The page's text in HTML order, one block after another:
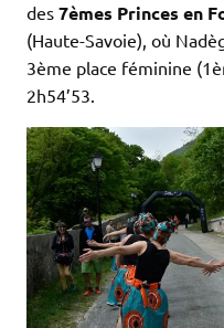
des 7èmes Princes en
(Haute-Savoie), où
3ème place féminine
2h54’53.